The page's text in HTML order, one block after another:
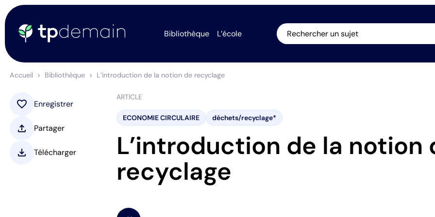
Bibliothèque L’école Rechercher un sujet
Accueil Bibliothèque L’introduction de la notion de recyclage
ARTICLE
ECONOMIE CIRCULAIRE déchets/recyclage*
L’introduction de la notion
recyclage
favorite Enregistrer
upload Partager
download Télécharger